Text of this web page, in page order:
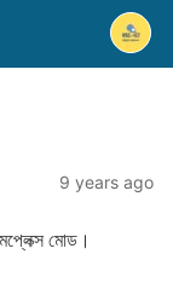
9 years ago
মোড।